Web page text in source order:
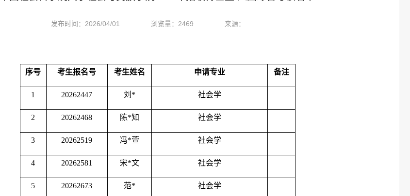
发布时间：2026/04/01 浏览量： 2469 来源：
序号 考生报名号 考生姓名 申请专业 备注
1 20262447 刘 * 社会学
2 20262468 陈*知 社会学
3 20262519 冯*萱 社会学
4 20262581 宋*文 社会学
5 20262673 范* 社会学